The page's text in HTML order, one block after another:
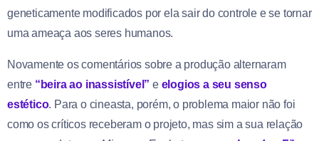
geneticamente modificados por ela sair do controle e se tornar
uma ameaça aos seres humanos.
Novamente os comentários sobre a produção alternaram
entre “beira ao inassistível” e elogios a seu senso
estético. Para o cineasta, porém, o problema maior não foi
como os críticos receberam o projeto, mas sim a sua relação